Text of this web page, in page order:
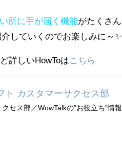
所に手が届く機能がたくさ
していくのでお楽しみに～✨
詳しいHowToは こちら
ト カスタマーサクセス部
セス部／WowTalkの”お役立ち”情